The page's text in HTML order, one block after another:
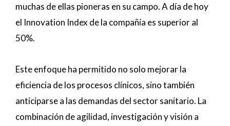
muchas de ellas pioneras en su campo. A día de hoy
el Innovation Index de la compañía es superior al
50%.
Este enfoque ha permitido no solo mejorar la
eficiencia de los procesos clínicos, sino también
anticiparse a las demandas del sector sanitario. La
combinación de agilidad, investigación y visión a